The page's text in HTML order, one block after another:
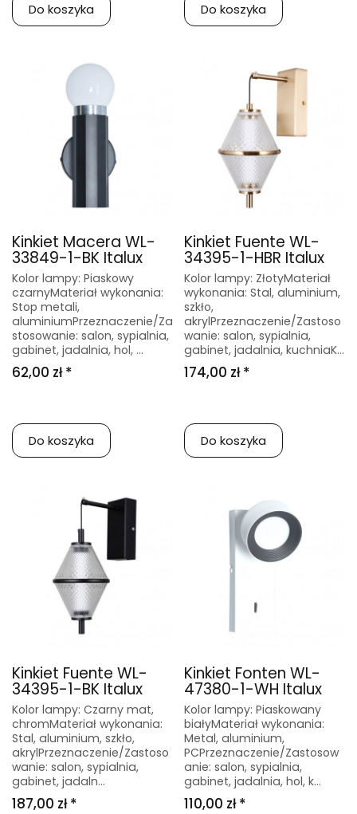
Do koszyka Do koszyka
Kinkiet Macera WL-
33849-1-BK Italux
Kolor lampy: Piaskowy
czarnyMateriał wykonania:
Stop metali,
aluminiumPrzeznaczenie/Za
stosowanie: salon, sypialnia,
gabinet, jadalnia, hol, ...
62,00 zł *
Do koszyka
Kinkiet Fuente WL-
34395-1-HBR Italux
Kolor lampy: ZłotyMateriał
wykonania: Stal, aluminium,
szkło,
akrylPrzeznaczenie/Zastoso
wanie: salon, sypialnia,
gabinet, jadalnia, kuchniaK...
174,00 zł *
Do koszyka
Kinkiet Fuente WL-
34395-1-BK Italux
Kolor lampy: Czarny mat,
chromMateriał wykonania:
Stal, aluminium, szkło,
akrylPrzeznaczenie/Zastoso
wanie: salon, sypialnia,
gabinet, jadaln...
187,00 zł *
Kinkiet Fonten WL-
47380-1-WH Italux
Kolor lampy: Piaskowany
białyMateriał wykonania:
Metal, aluminium,
PCPrzeznaczenie/Zastosow
anie: salon, sypialnia,
gabinet, jadalnia, hol, k...
110,00 zł *